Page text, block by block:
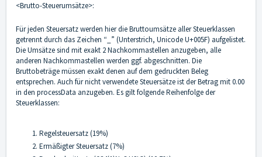
<Brutto-Steuerumsätze>:
Für jeden Steuersatz werden hier die Bruttoumsätze aller Steuerklassen
getrennt durch das Zeichen “_” (Unterstrich, Unicode U+005F) aufgelistet.
Die Umsätze sind mit exakt 2 Nachkommastellen anzugeben, alle
anderen Nachkommastellen werden ggf. abgeschnitten. Die
Bruttobeträge müssen exakt denen auf dem gedruckten Beleg
entsprechen. Auch für nicht verwendete Steuersätze ist der Betrag mit 0.00
in den processData anzugeben. Es gilt folgende Reihenfolge der
Steuerklassen:
Regelsteuersatz (19%)
Ermäßigter Steuersatz (7%)